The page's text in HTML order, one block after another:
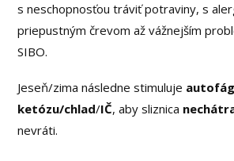
s neschopnosťou tráviť potraviny, s
priepustným črevom až vážnejším
SIBO.
Jeseň/zima následne stimuluje
ketózu/chlad/IČ, aby sliznica
nevráti.